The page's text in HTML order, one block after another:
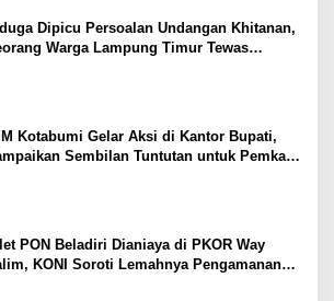
Dipicu Persoalan Undangan Khitanan,
Warga Lampung Timur Tewas
Kotabumi Gelar Aksi di Kantor Bupati,
Sembilan Tuntutan untuk Pemkab
PON Beladiri Dianiaya di PKOR Way
KONI Soroti Lemahnya Pengamanan